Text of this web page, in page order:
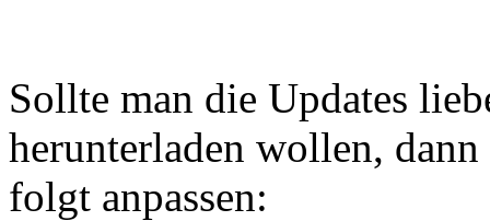
Sollte man die Updates
herunterladen wollen,
folgt anpassen: